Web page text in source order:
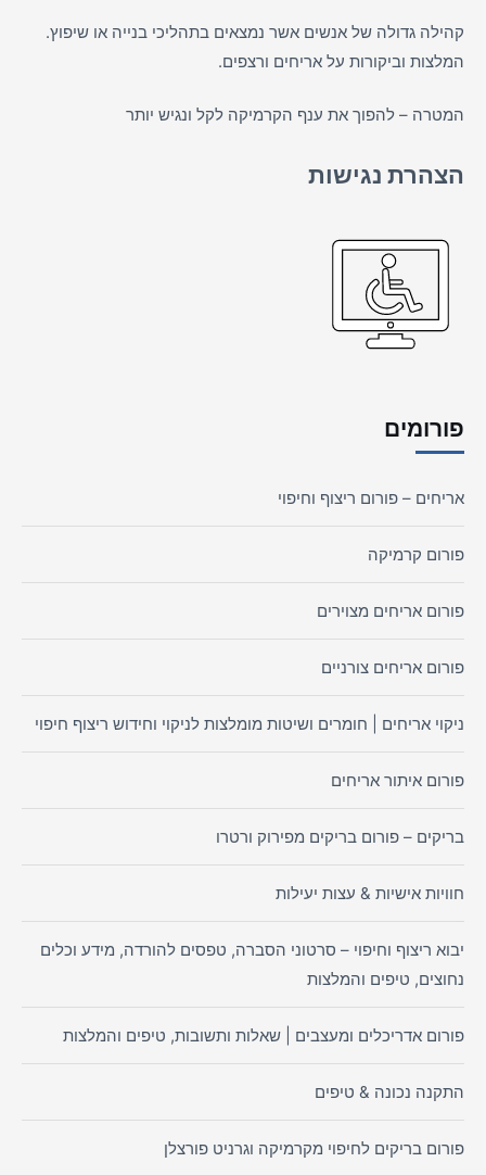
קהילה גדולה של אנשים אשר נמצאים בתהליכי בנייה או שיפוץ.
המלצות וביקורות על אריחים ורצפים.
המטרה – להפוך את ענף הקרמיקה לקל ונגיש יותר
הצהרת נגישות
פורומים
אריחים – פורום ריצוף וחיפוי
פורום קרמיקה
פורום אריחים מצוירים
פורום אריחים צורניים
ניקוי אריחים | חומרים ושיטות מומלצות לניקוי וחידוש ריצוף חיפוי
פורום איתור אריחים
בריקים – פורום בריקים מפירוק ורטרו
חוויות אישיות & עצות יעילות
יבוא ריצוף וחיפוי – סרטוני הסברה, טפסים להורדה, מידע וכלים
נחוצים, טיפים והמלצות
פורום אדריכלים ומעצבים | שאלות ותשובות, טיפים והמלצות
התקנה נכונה & טיפים
פורום בריקים לחיפוי מקרמיקה וגרניט פורצלן